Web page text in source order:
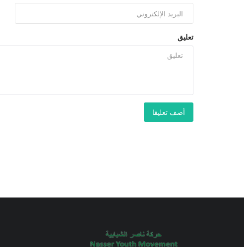
تعليق
أضف تعليقا